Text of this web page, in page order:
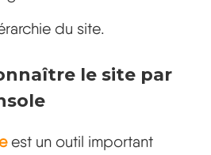
du site.
le site par
est un outil important